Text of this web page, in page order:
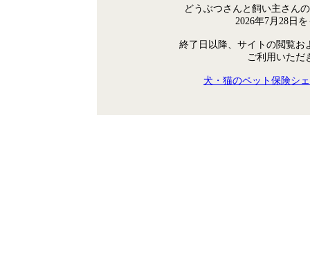
どうぶつさんと飼い主さん
2026年7月28日
終了日以降、サイトの閲覧お
ご利用いただ
犬・猫のペット保険シ